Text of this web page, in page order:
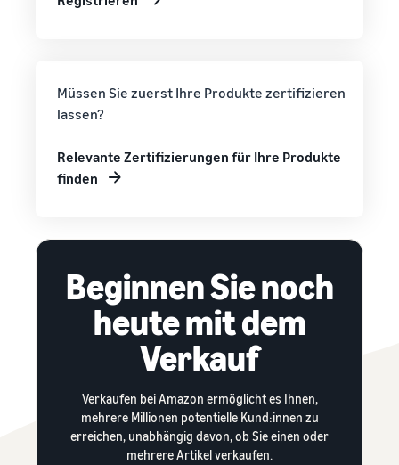
Müssen Sie zuerst Ihre Produkte zertifizieren
lassen?
Relevante Zertifizierungen für Ihre Produkte
finden
Beginnen Sie noch
heute mit dem
Verkauf
Verkaufen bei Amazon ermöglicht es Ihnen,
mehrere Millionen potentielle Kund:innen zu
erreichen, unabhängig davon, ob Sie einen oder
mehrere Artikel verkaufen.